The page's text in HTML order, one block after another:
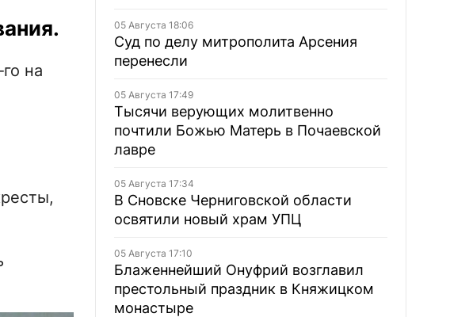
на
05 Августа 18:06
Суд по делу митрополита Арсения
перенесли
05 Августа 17:49
Тысячи верующих молитвенно
почтили Божью Матерь в Почаевской
лавре
05 Августа 17:34
В Сновске Черниговской области
освятили новый храм УПЦ
05 Августа 17:10
Блаженнейший Онуфрий возглавил
престольный праздник в Княжицком
монастыре